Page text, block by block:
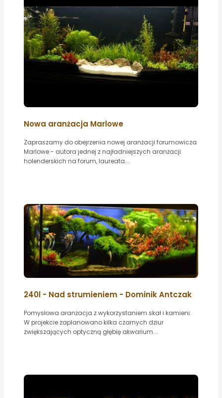
Nowa aranżacja Marlowe
Zapraszamy do obejrzenia nowej aranżacji forumowicza
Marlowe - autora jednej z najładniejszych aranżacji
holenderskich na forum, laureata...
240l - Nad strumieniem - Dominik Antczak
Pomysłowa aranżacja z wykorzystaniem skał i kamieni.
W projekcie zaplanowano kilka czarnych dziur
zwiększających optyczną głębię akwarium...